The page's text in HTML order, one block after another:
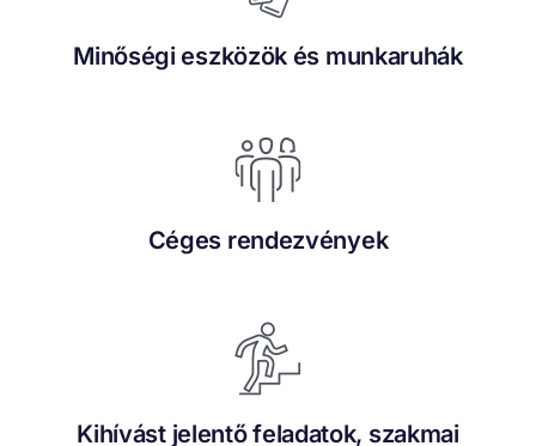
Minőségi eszközök és munkaruhák
Céges rendezvények
Kihívást jelentő feladatok, szakmai